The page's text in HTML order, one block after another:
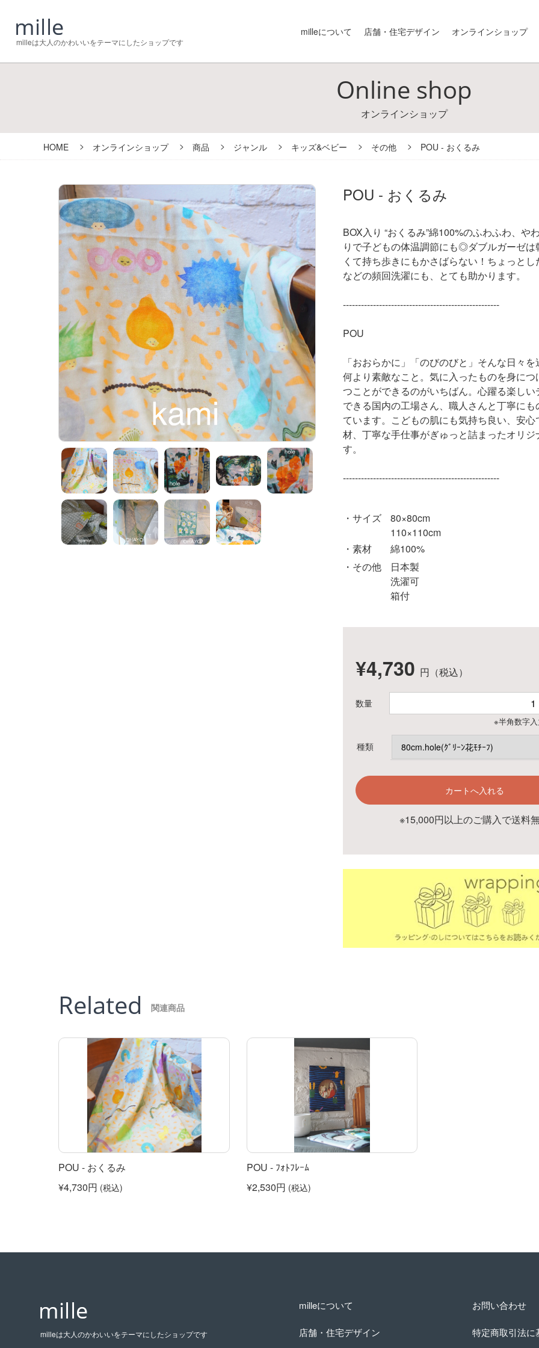
milleは大人のかわいいをテーマにしたショップです
milleについて 店舗・住宅デザイン オンラインショップ
Online shop
オンラインショップ
HOME オンラインショップ 商品 ジャンル キッズ&ベビー その他 POU - おくるみ
POU - おくるみ
BOX入り “おくるみ”綿100%のふわふわ、や
りで子どもの体温調節にも◎ダブルガーゼ
くて持ち歩きにもかさばらない！ ちょっと
などの頻回洗濯にも、とても助かります。
----------------------------------------------------
POU
「おおらかに」「のびのびと」 そんな日々
何より素敵なこと。気に入ったものを身につ
つことができるのがいちばん。心躍る楽しい
できる国内の工場さん、職人さんと丁寧にも
ています。 こどもの肌にも気持ち良い、安心
材、丁寧な手仕事がぎゅっと詰まったオリジ
す。
----------------------------------------------------
サイズ
80×80cm
110×110cm
素材
綿100%
その他
日本製
洗濯可
箱付
¥4,730 円（税込）
数量
※半角数字
種類
※15,000円以上のご購入で送料
Related 関連商品
POU - おくるみ
¥4,730円 (税込)
POU - ﾌｫﾄﾌﾚｰﾑ
¥2,530円 (税込)
milleは大人のかわいいをテーマにしたショップです
milleについて
店舗・住宅デザイン
お問い合わせ
特定商取引法に